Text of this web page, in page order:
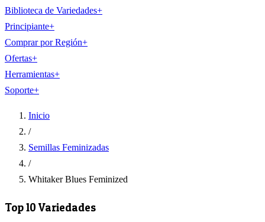
Biblioteca de Variedades+
Principiante+
Comprar por Región+
Ofertas+
Herramientas+
Soporte+
Inicio
/
Semillas Feminizadas
/
Whitaker Blues Feminized
Top 10 Variedades